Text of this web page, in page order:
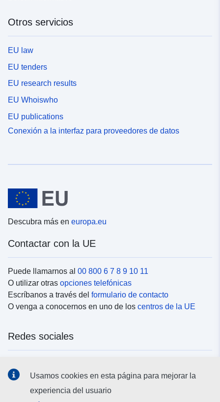
Otros servicios
EU law
EU tenders
EU research results
EU Whoiswho
EU publications
Conexión a la interfaz para proveedores de datos
Descubra más en europa.eu
Contactar con la UE
Puede llamarnos al 00 800 6 7 8 9 10 11
O utilizar otras opciones telefónicas
Escríbanos a través del formulario de contacto
O venga a conocernos en uno de los centros de la UE
Redes sociales
Usamos cookies en esta página para mejorar la
experiencia del usuario